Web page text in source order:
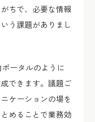
ちで、必要な情報
う課題がありまし
ータルのように
できます。議題ご
ケーションの場を
めることで業務効